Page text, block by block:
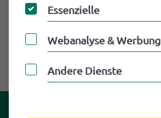
Inhalt
Essenzielle
Essenzielle
Webanalyse & Werbung
Webanalyse & Werbung
Andere Dienste
Andere Dienste